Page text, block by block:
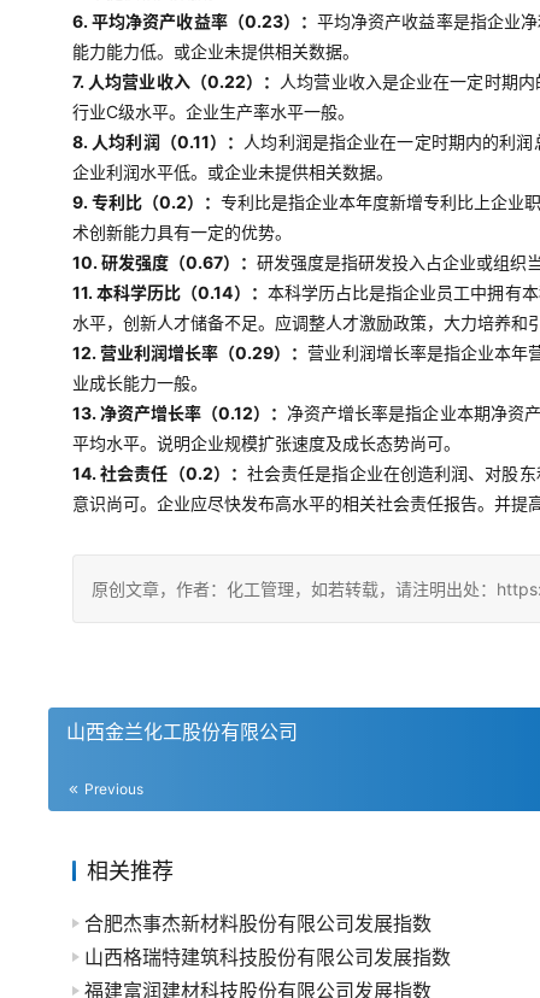
6. 平均净资产收益率（0.23）： 平均净资产收益率是指企业
能力能力低。或企业未提供相关数据。
7. 人均营业收入（0.22）：
人均营业收入是企业在一定时期
行业C级水平。企业生产率水平一般。
8. 人均利润（0.11）：
人均利润是指企业在一定时期内的利
企业利润水平低。或企业未提供相关数据。
9. 专利比（0.2）： 专利比是指企业本年度新增专利比上企业
术创新能力具有一定的优势。
10. 研发强度（0.67）： 研发强度是指研发投入占企业或组织
11. 本科学历比（0.14）： 本科学历占比是指企业员工中拥有
水平，创新人才储备不足。应调整人才激励政策，大力培养和
12. 营业利润增长率（0.29）：营业利润增长率是指企业本年
业成长能力一般。
13. 净资产增长率（0.12）： 净资产增长率是指企业本期净资
平均水平。说明企业规模扩张速度及成长态势尚可。
14. 社会责任（0.2）： 社会责任是指企业在创造利润、对股
意识尚可。企业应尽快发布高水平的相关社会责任报告。并提
原创文章，作者：化工管理，如若转载，请注明出处：
山西金兰化工股份有限公司
Previous
相关推荐
合肥杰事杰新材料股份有限公司发展指数
山西格瑞特建筑科技股份有限公司发展指数
福建富润建材科技股份有限公司发展指数